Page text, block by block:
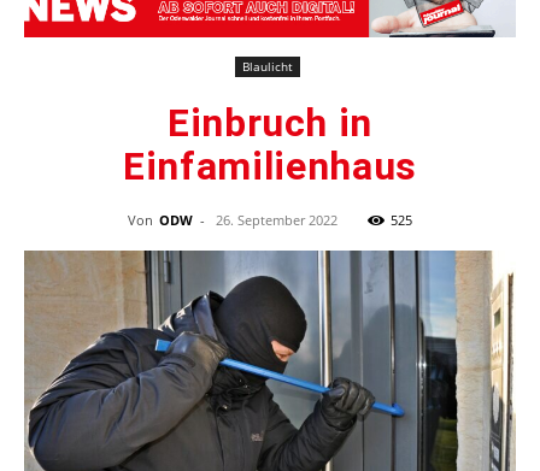
Blaulicht
Einbruch in
Einfamilienhaus
Von ODW - 26. September 2022 525